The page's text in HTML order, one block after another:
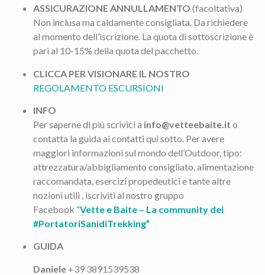
ASSICURAZIONE ANNULLAMENTO (facoltativa)
Non inclusa ma caldamente consigliata. Da richiedere
al momento dell’iscrizione. La quota di sottoscrizione è
pari al 10-15% della quota del pacchetto.
CLICCA PER VISIONARE IL NOSTRO
REGOLAMENTO ESCURSIONI
INFO
Per saperne di più scrivici a info@vetteebaite.it o
contatta la guida ai contatti qui sotto. Per avere
maggiori informazioni sul mondo dell’Outdoor, tipo:
attrezzatura/abbigliamento consigliato, alimentazione
raccomandata, esercizi propedeutici e tante altre
nozioni utili , iscriviti al nostro gruppo
Facebook “Vette e Baite – La community dei
#PortatoriSanidiTrekking”
GUIDA
Daniele +39 3891539538